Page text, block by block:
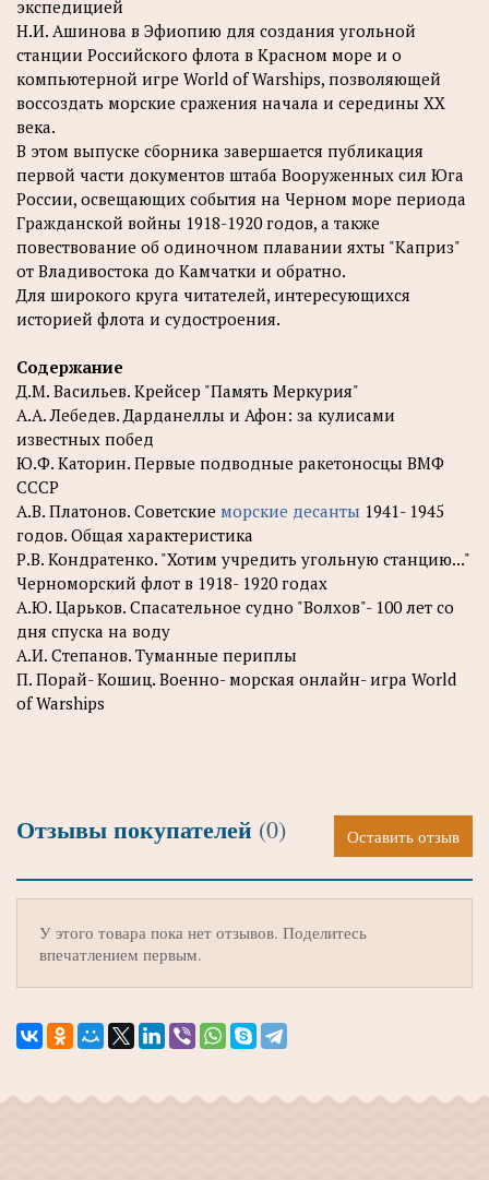
экспедицией
Н.И. Ашинова в Эфиопию для создания угольной
станции Российского флота в Красном море и о
компьютерной игре World of Warships, позволяющей
воссоздать морские сражения начала и середины XX
века.
В этом выпуске сборника завершается публикация
первой части документов штаба Вооруженных сил Юга
России, освещающих события на Черном море периода
Гражданской войны 1918-1920 годов, а также
повествование об одиночном плавании яхты "Каприз"
от Владивостока до Камчатки и обратно.
Для широкого круга читателей, интересующихся
историей флота и судостроения.
Содержание
Д.М. Васильев. Крейсер "Память Меркурия"
А.А. Лебедев. Дарданеллы и Афон: за кулисами
известных побед
Ю.Ф. Каторин. Первые подводные ракетоносцы ВМФ
СССР
А.В. Платонов. Советские морские десанты 1941- 1945
годов. Общая характеристика
Р.В. Кондратенко. "Хотим учредить угольную станцию..."
Черноморский флот в 1918- 1920 годах
А.Ю. Царьков. Спасательное судно "Волхов"- 100 лет со
дня спуска на воду
А.И. Степанов. Туманные периплы
П. Порай- Кошиц. Военно- морская онлайн- игра World
of Warships
Отзывы покупателей (0) Оставить отзыв
У этого товара пока нет отзывов. Поделитесь
впечатлением первым.